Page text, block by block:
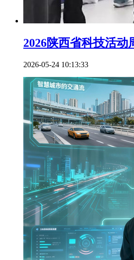
2026陕西省科技活动
2026-05-24 10:13:33